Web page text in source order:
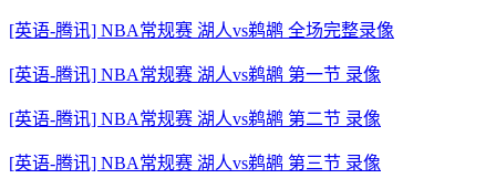
[英语-腾讯] NBA常规赛 湖人vs鹈鹕 全场完整录像
[英语-腾讯] NBA常规赛 湖人vs鹈鹕 第一节 录像
[英语-腾讯] NBA常规赛 湖人vs鹈鹕 第二节 录像
[英语-腾讯] NBA常规赛 湖人vs鹈鹕 第三节 录像